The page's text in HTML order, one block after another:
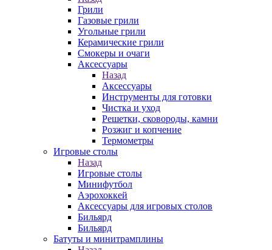
Грили
Газовые грили
Угольные грили
Керамические грили
Смокеры и очаги
Аксессуары
Назад
Аксессуары
Инструменты для готовки
Чистка и уход
Решетки, сковороды, камни
Розжиг и копчение
Термометры
Игровые столы
Назад
Игровые столы
Минифутбол
Аэрохоккей
Аксессуары для игровых столов
Бильяpд
Бильяpд
Батуты и минитрамплины